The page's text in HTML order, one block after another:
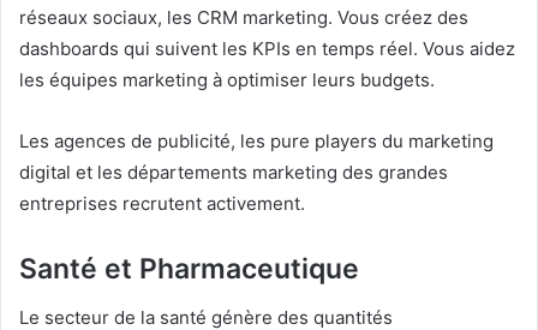
réseaux sociaux, les CRM marketing. Vous créez des
dashboards qui suivent les KPIs en temps réel. Vous aidez
les équipes marketing à optimiser leurs budgets.
Les agences de publicité, les pure players du marketing
digital et les départements marketing des grandes
entreprises recrutent activement.
Santé et Pharmaceutique
Le secteur de la santé génère des quantités